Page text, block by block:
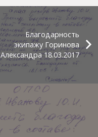
Благодарность
экипажу Горинова
Александра 18.03.2017